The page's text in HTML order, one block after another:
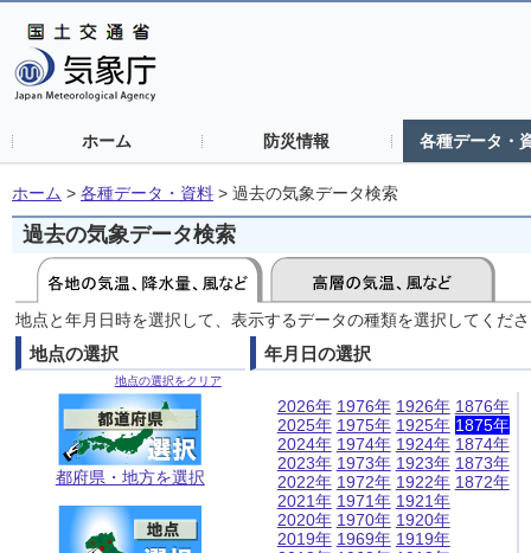
ホーム 防災情報 各種データ・
ホーム > 各種データ・資料 > 過去の気象データ検索
過去の気象データ検索
地点と年月日時を選択して、表示するデータの種類を選択してくだ
地点の選択
地点の選択をクリア
都府県・地方を選択
年月日の選択
2026年
2025年
2024年
2023年
2022年
2021年
2020年
2019年
1976年
1975年
1974年
1973年
1972年
1971年
1970年
1969年
1926年
1925年
1924年
1923年
1922年
1921年
1920年
1919年
1876年
1875年
1874年
1873年
1872年